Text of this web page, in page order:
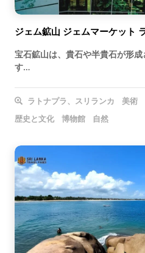
ジェム鉱山 ジェムマーケット
宝石鉱山は、貴石や半貴石が形
す…
ラトナプラ、スリランカ 美術
歴史と文化
博物館 自然